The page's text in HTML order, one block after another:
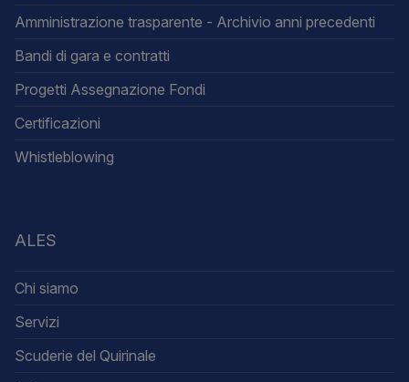
Amministrazione trasparente - Archivio anni precedenti
Bandi di gara e contratti
Progetti Assegnazione Fondi
Certificazioni
Whistleblowing
ALES
Chi siamo
Servizi
Scuderie del Quirinale